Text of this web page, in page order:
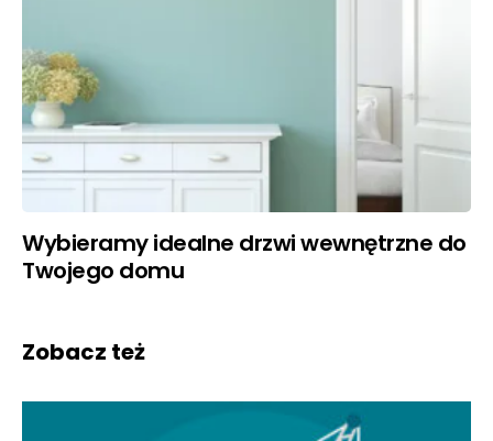
Wybieramy idealne drzwi wewnętrzne do
Twojego domu
Zobacz też